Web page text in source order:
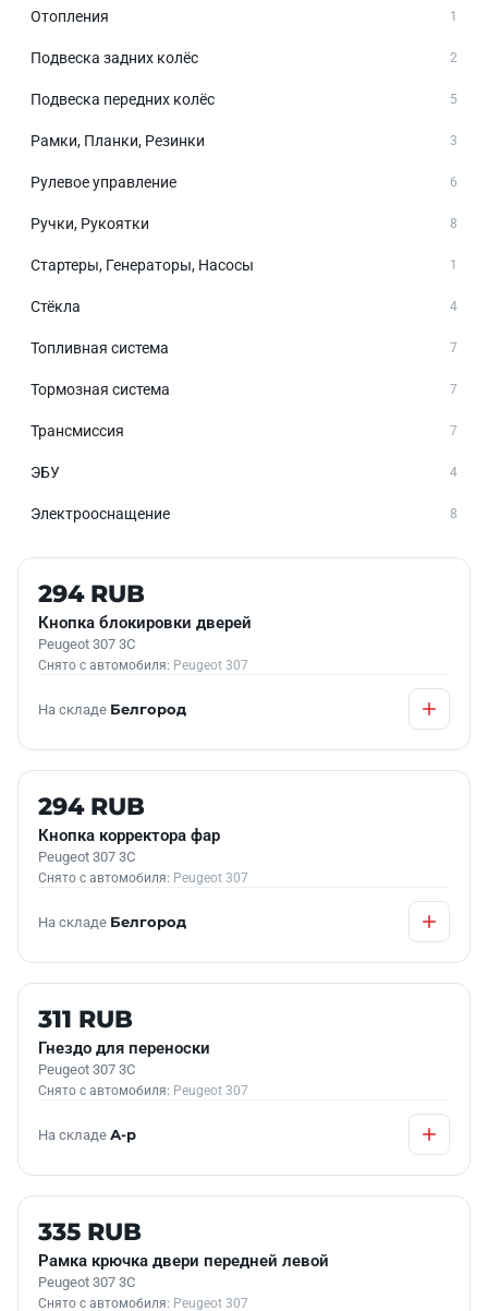
Отопления 1
Подвеска задних колёс 2
Подвеска передних колёс 5
Рамки, Планки, Резинки 3
Рулевое управление 6
Ручки, Рукоятки 8
Стартеры, Генераторы, Насосы 1
Стёкла 4
Топливная система 7
Тормозная система 7
Трансмиссия 7
ЭБУ 4
Электрооснащение 8
Б/У В НАЛИЧИИ
294 RUB
Кнопка блокировки дверей
Peugeot 307 3C
Снято с автомобиля: Peugeot 307
На складе Белгород
Б/У В НАЛИЧИИ
294 RUB
Кнопка корректора фар
Peugeot 307 3C
Снято с автомобиля: Peugeot 307
На складе Белгород
Б/У В НАЛИЧИИ
311 RUB
Гнездо для переноски
Peugeot 307 3C
Снято с автомобиля: Peugeot 307
На складе А-р
Б/У В НАЛИЧИИ
335 RUB
Рамка крючка двери передней левой
Peugeot 307 3C
Снято с автомобиля: Peugeot 307